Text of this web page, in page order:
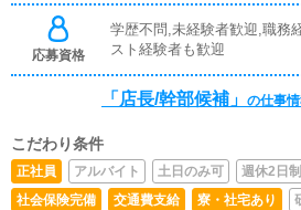
応募資格
学歴不問,未経験者歓迎,職務
スト経験者も歓迎
「店長/幹部候補」 の仕事
こだわり条件
正社員 アルバイト 土日のみ可 週休2日制
社会保険完備
交通費支給 寮・社宅あり